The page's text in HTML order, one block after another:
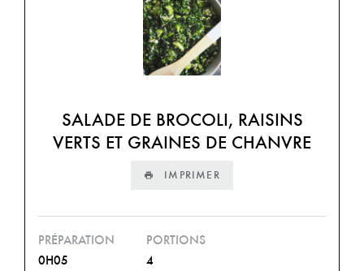
SALADE DE BROCOLI, RAISINS
VERTS ET GRAINES DE CHANVRE
IMPRIMER
PRÉPARATION
0H05
PORTIONS
4